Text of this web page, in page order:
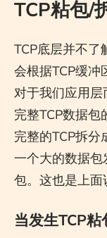
TCP粘包/
TCP底层并不了
会根据TCP缓冲
对于我们应用
完整TCP数据
完整的TCP拆
一个大的数据包
包。这也是上面
当发生TCP